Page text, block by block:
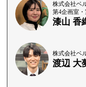
株式会社ベ
第4企画室
漆山 香
株式会社ベ
渡辺 大